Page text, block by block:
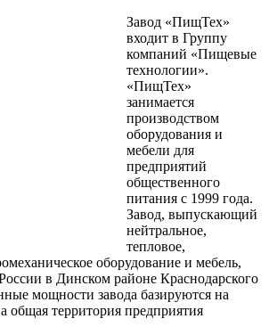
Завод «ПищТех»
входит в Группу
компаний «Пищевые
технологии».
«ПищТех»
занимается
производством
оборудования и
мебели для
предприятий
общественного
питания с 1999 года.
Завод, выпускающий
нейтральное,
тепловое,
оборудование и мебель,
в Динском районе Краснодарского
мощности завода базируются на
общая территория предприятия